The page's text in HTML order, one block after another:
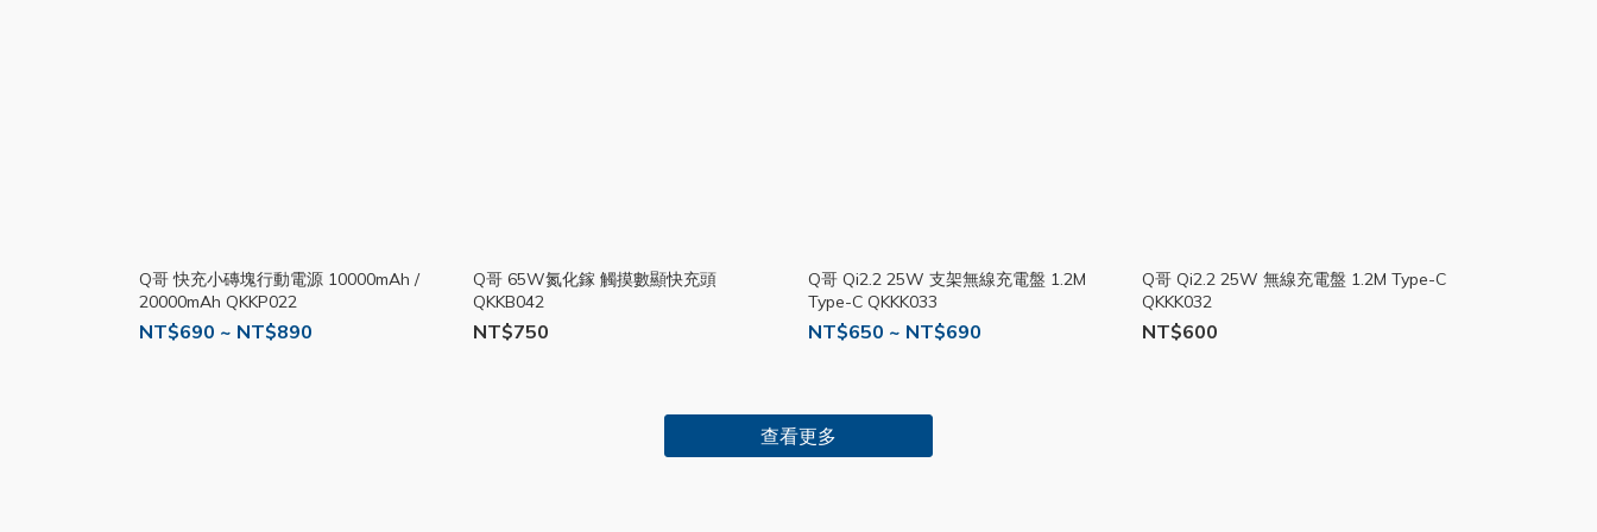
Q哥 快充小磚塊行動電源 10000mAh /
20000mAh QKKP022
NT$690 ~ NT$890
Q哥 65W氮化鎵 觸摸數顯快充頭
QKKB042
NT$750
Q哥 Qi2.2 25W 支架無線充電盤 1.2M
Type-C QKKK033
NT$650 ~ NT$690
Q哥 Qi2.2 25W 無線充電盤 1.2M Type-C
QKKK032
NT$600
查看更多